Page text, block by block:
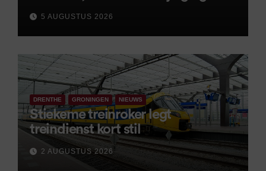
5 AUGUSTUS 2026
DRENTHE GRONINGEN NIEUWS
Stiekeme treinroker legt
treindienst kort stil
2 AUGUSTUS 2026